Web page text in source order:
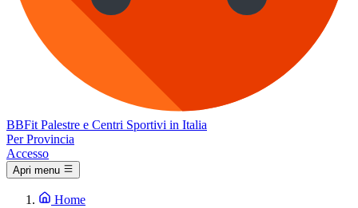
BBFit Palestre e Centri Sportivi in Italia
Per Provincia
Accesso
Apri menu
Home